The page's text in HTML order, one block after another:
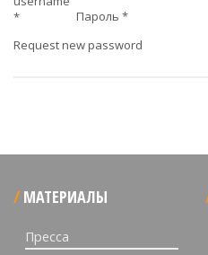
*
Пароль *
Request new password
МАТЕРИАЛЫ
Пресса